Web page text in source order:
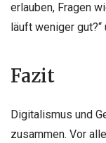
erlauben, Fragen
läuft weniger
Fazit
Digitalismus und
zusammen. Vor